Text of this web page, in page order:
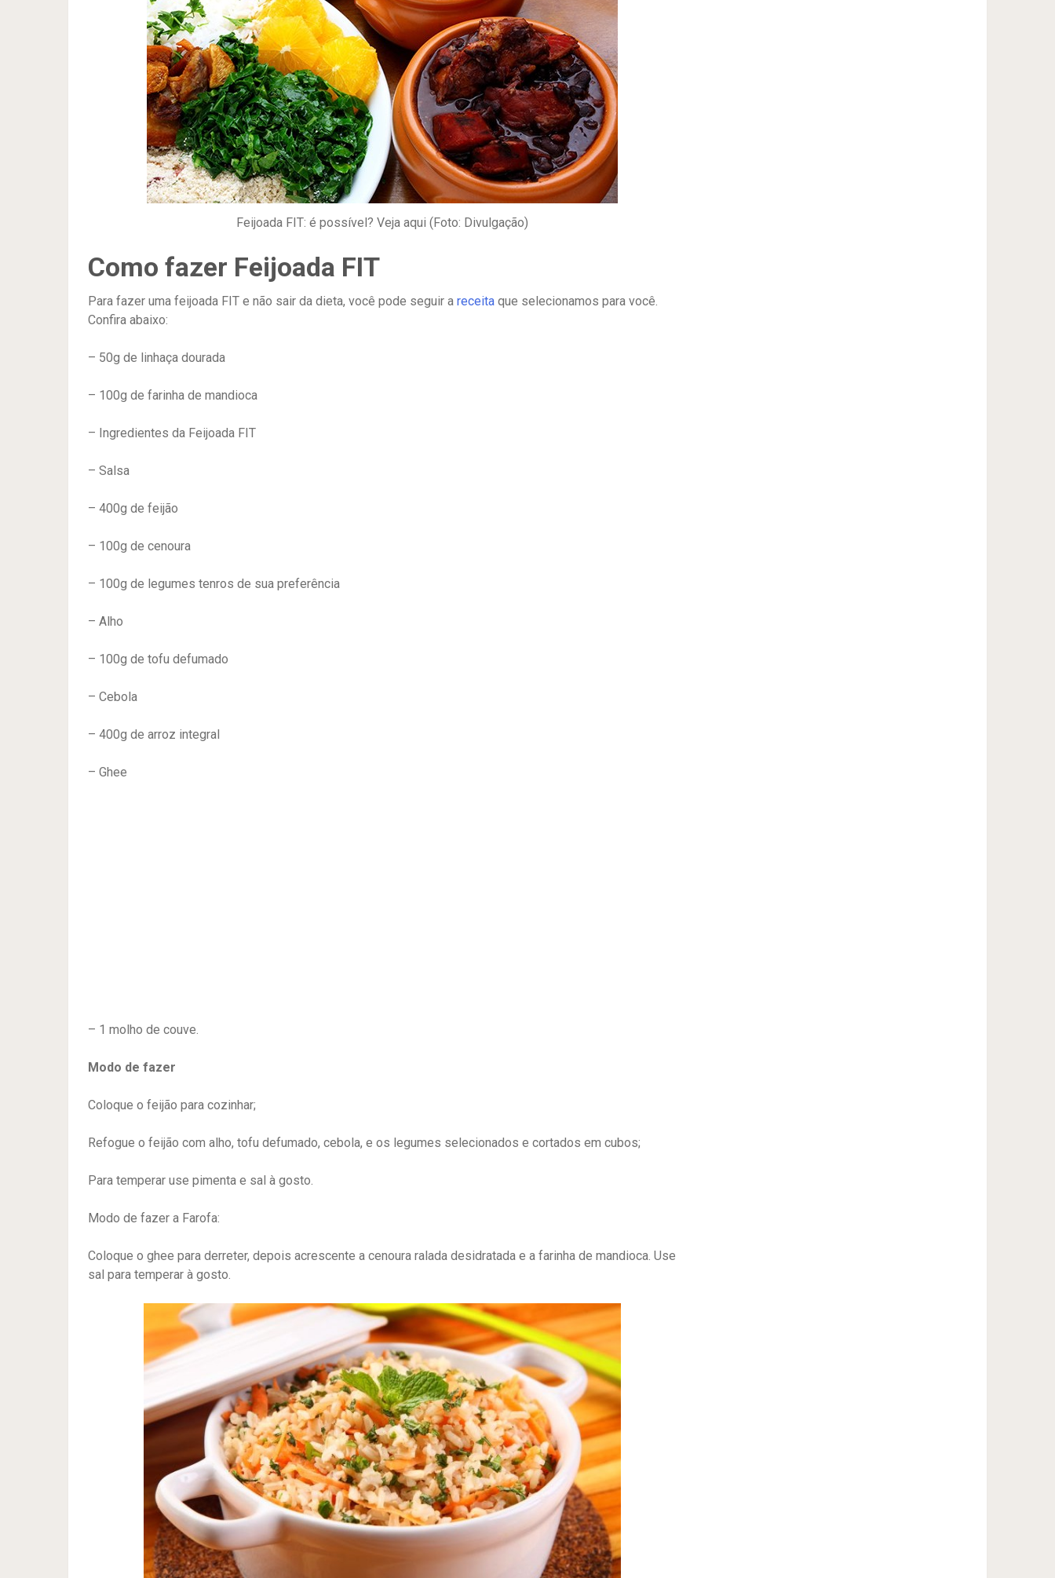
Feijoada FIT: é possível? Veja aqui (Foto: Divulgação)
Como fazer Feijoada FIT
Para fazer uma feijoada FIT e não sair da dieta, você pode seguir a receita que selecionamos para você.
Confira abaixo:
– 50g de linhaça dourada
– 100g de farinha de mandioca
– Ingredientes da Feijoada FIT
– Salsa
– 400g de feijão
– 100g de cenoura
– 100g de legumes tenros de sua preferência
– Alho
– 100g de tofu defumado
– Cebola
– 400g de arroz integral
– Ghee
– 1 molho de couve.
Modo de fazer
Coloque o feijão para cozinhar;
Refogue o feijão com alho, tofu defumado, cebola, e os legumes selecionados e cortados em cubos;
Para temperar use pimenta e sal à gosto.
Modo de fazer a Farofa:
Coloque o ghee para derreter, depois acrescente a cenoura ralada desidratada e a farinha de mandioca. Use
sal para temperar à gosto.